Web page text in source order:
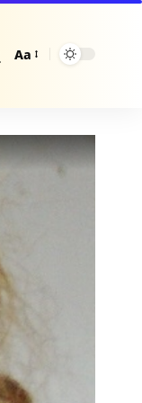
Größenänderung
Aa